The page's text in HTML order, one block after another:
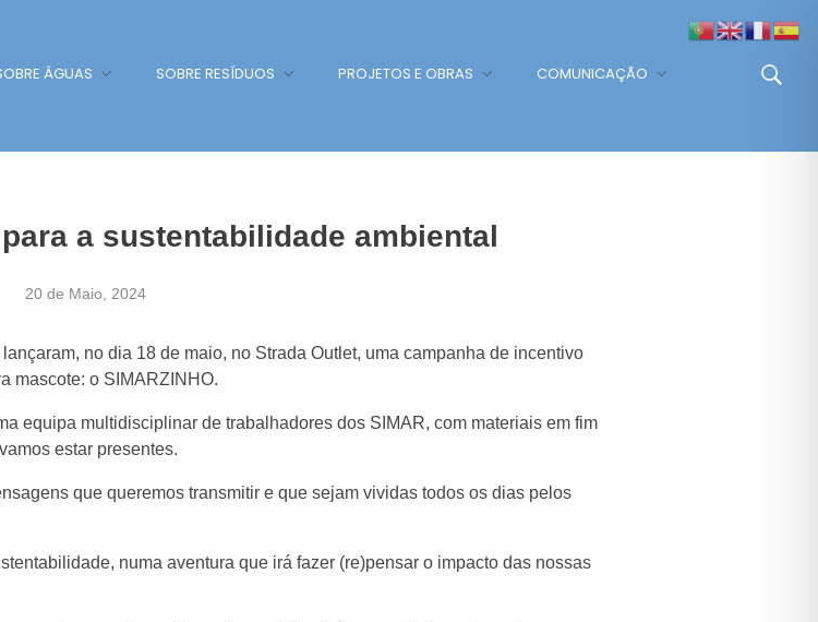
ÁGUAS SOBRE RESÍDUOS PROJETOS E OBRAS COMUNICAÇÃO
a sustentabilidade ambiental
20 de Maio, 2024
no dia 18 de maio, no Strada Outlet, uma campanha de incentivo
mascote: o SIMARZINHO.
equipa multidisciplinar de trabalhadores dos SIMAR, com materiais em fim
estar presentes.
que queremos transmitir e que sejam vividas todos os dias pelos
numa aventura que irá fazer (re)pensar o impacto das nossas